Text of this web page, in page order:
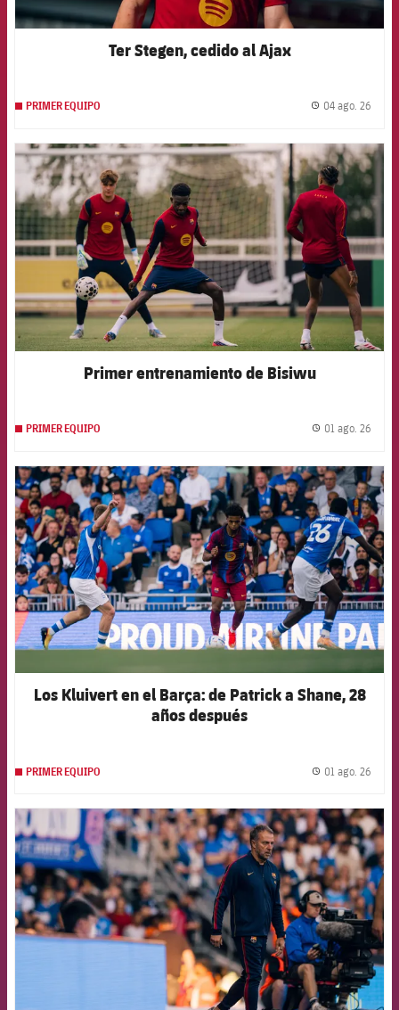
Ter Stegen, cedido al Ajax
PRIMER EQUIPO 04 ago. 26
FCB Barcelona badge
Primer entrenamiento de Bisiwu
PRIMER EQUIPO 01 ago. 26
FCB Barcelona badge
Los Kluivert en el Barça: de Patrick a Shane, 28
años después
PRIMER EQUIPO 01 ago. 26
FCB Barcelona badge